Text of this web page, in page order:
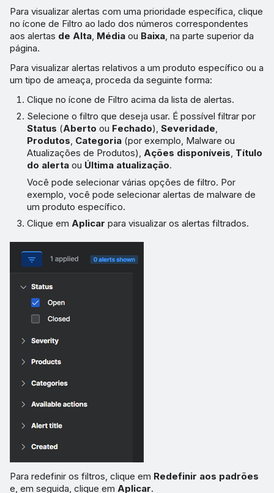
Para visualizar alertas com uma prioridade específica, clique
no ícone de Filtro ao lado dos números correspondentes
aos alertas de Alta Média ou Baixa , na parte superior da
página.
Para visualizar alertas relativos a um produto específico ou a
um tipo de ameaça, proceda da seguinte forma:
Clique no ícone de Filtro acima da lista de alertas.
Selecione o filtro que deseja usar. É possível filtrar por
Status (Aberto ou Fechado),Severidade,
Produtos, Categoria (por exemplo, Malware ou
Atualizações de Produtos),Ações disponíveis, Título
do alerta ou Última atualização.
Você pode selecionar várias opções de filtro. Por
exemplo, você pode selecionar alertas de malware de
um produto específico.
Clique emAplicar para visualizar os alertas filtrados.
Para redefinir os filtros, clique em Redefinir aos padrões
e, em seguida, clique em Aplicar.